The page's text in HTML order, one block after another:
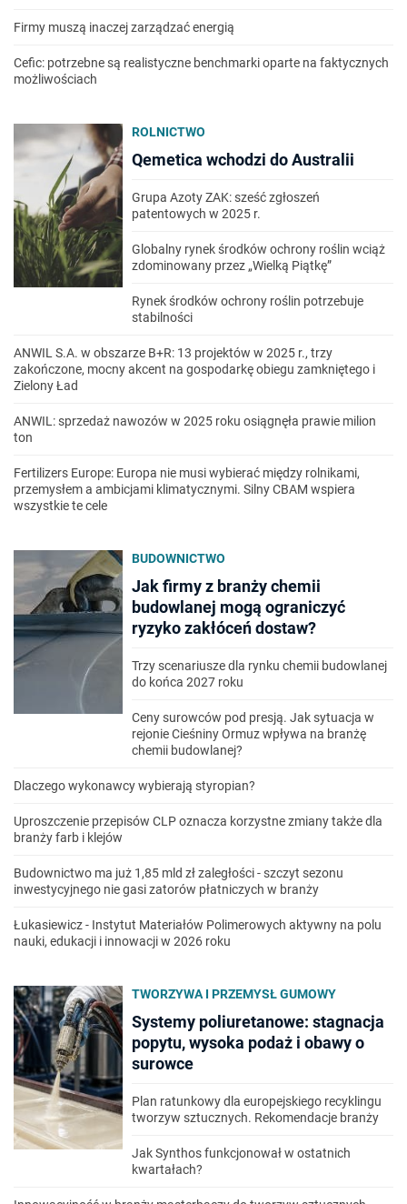
Firmy muszą inaczej zarządzać energią
Cefic: potrzebne są realistyczne benchmarki oparte na faktycznych
możliwościach
ROLNICTWO
Qemetica wchodzi do Australii
Grupa Azoty ZAK: sześć zgłoszeń
patentowych w 2025 r.
Globalny rynek środków ochrony roślin wciąż
zdominowany przez „Wielką Piątkę”
Rynek środków ochrony roślin potrzebuje
stabilności
ANWIL S.A. w obszarze B+R: 13 projektów w 2025 r., trzy
zakończone, mocny akcent na gospodarkę obiegu zamkniętego i
Zielony Ład
ANWIL: sprzedaż nawozów w 2025 roku osiągnęła prawie milion
ton
Fertilizers Europe: Europa nie musi wybierać między rolnikami,
przemysłem a ambicjami klimatycznymi. Silny CBAM wspiera
wszystkie te cele
BUDOWNICTWO
Jak firmy z branży chemii
budowlanej mogą ograniczyć
ryzyko zakłóceń dostaw?
Trzy scenariusze dla rynku chemii budowlanej
do końca 2027 roku
Ceny surowców pod presją. Jak sytuacja w
rejonie Cieśniny Ormuz wpływa na branżę
chemii budowlanej?
Dlaczego wykonawcy wybierają styropian?
Uproszczenie przepisów CLP oznacza korzystne zmiany także dla
branży farb i klejów
Budownictwo ma już 1,85 mld zł zaległości - szczyt sezonu
inwestycyjnego nie gasi zatorów płatniczych w branży
Łukasiewicz - Instytut Materiałów Polimerowych aktywny na polu
nauki, edukacji i innowacji w 2026 roku
TWORZYWA I PRZEMYSŁ GUMOWY
Systemy poliuretanowe: stagnacja
popytu, wysoka podaż i obawy o
surowce
Plan ratunkowy dla europejskiego recyklingu
tworzyw sztucznych. Rekomendacje branży
Jak Synthos funkcjonował w ostatnich
kwartałach?